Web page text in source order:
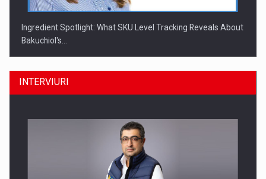
Ingredient Spotlight: What SKU Level Tracking Reveals About
Bakuchiol's…
INTERVIURI